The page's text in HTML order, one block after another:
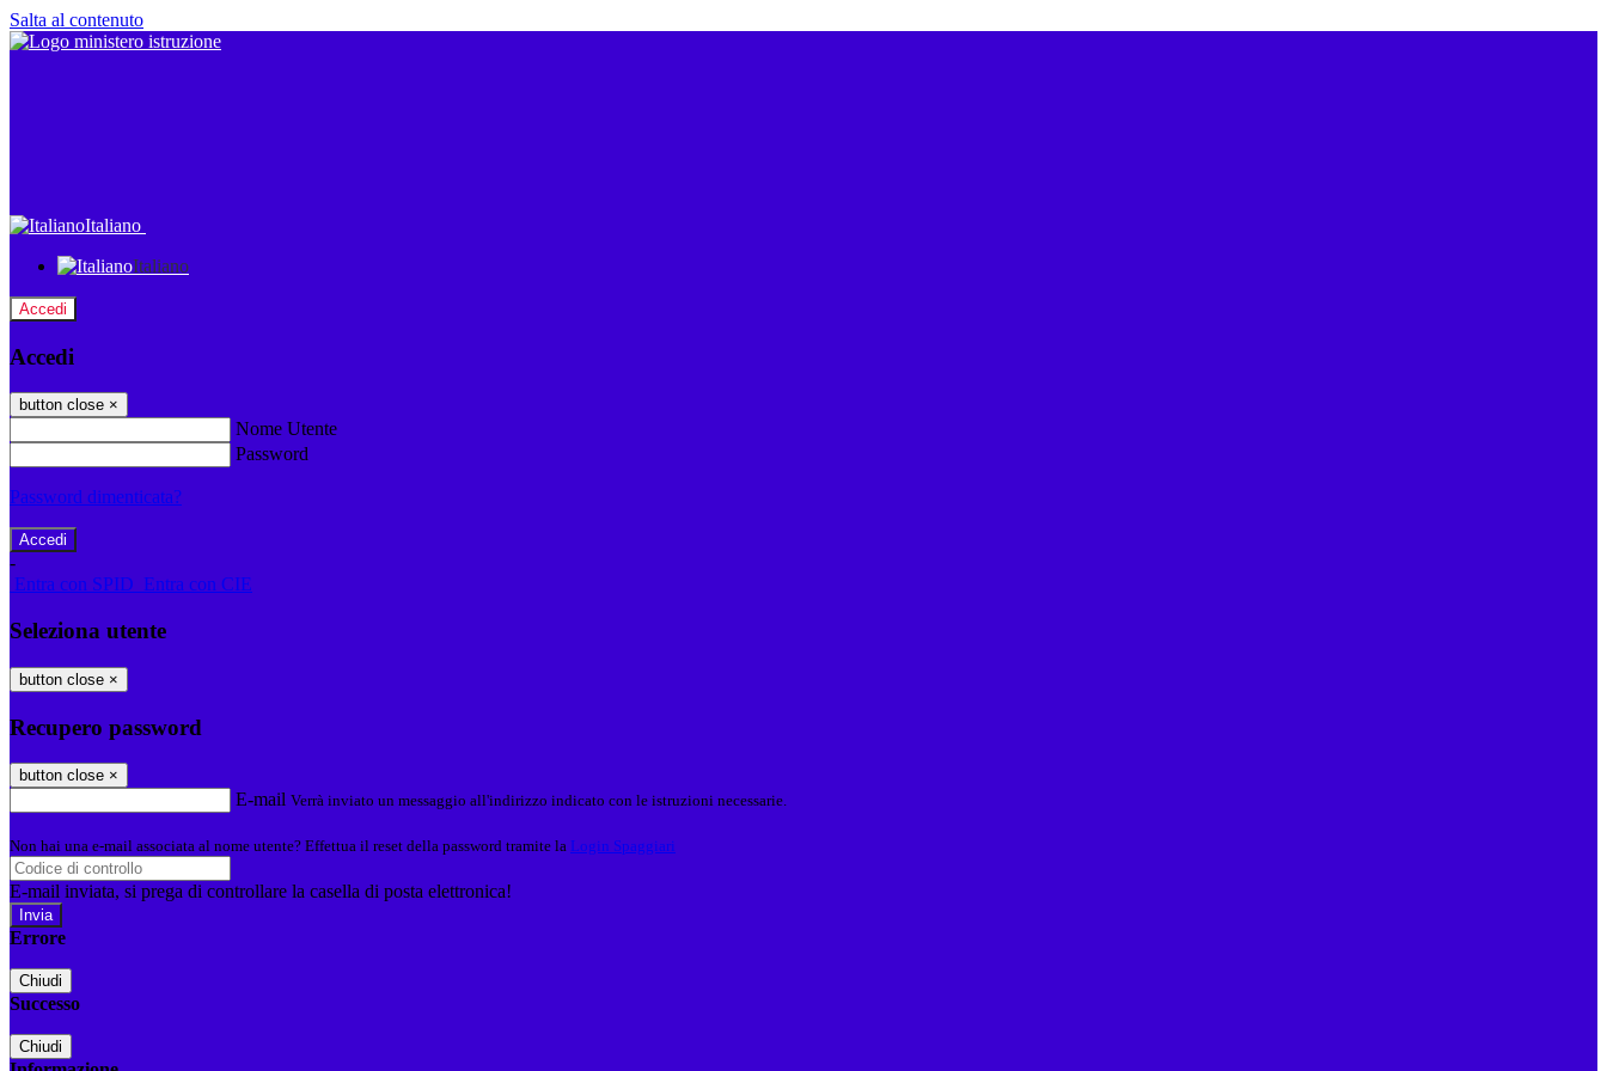
Salta al contenuto
Italiano
Italiano
Accedi
Accedi
button close ×
Nome Utente
Password
Password dimenticata?
-
Entra con SPID Entra con CIE
Seleziona utente
button close ×
Recupero password
button close ×
E-mail Verrà inviato un messaggio all'indirizzo indicato con le istruzioni necessarie.
Non hai una e-mail associata al nome utente? Effettua il reset della password tramite la Login Spaggiari
E-mail inviata, si prega di controllare la casella di posta elettronica!
Errore
Chiudi
Successo
Chiudi